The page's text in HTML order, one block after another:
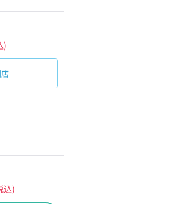
)
込)